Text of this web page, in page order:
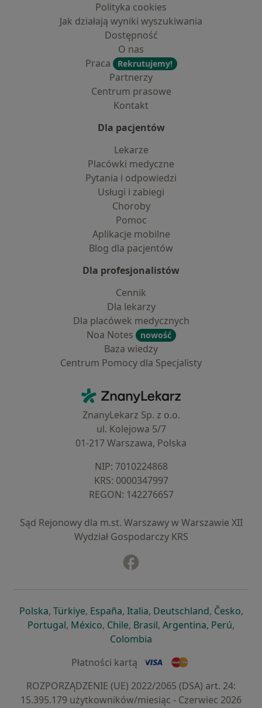
Polityka cookies
Jak działają wyniki wyszukiwania
Dostępność
O nas
Praca
Rekrutujemy!
Partnerzy
Centrum prasowe
Kontakt
Dla pacjentów
Lekarze
Placówki medyczne
Pytania i odpowiedzi
Usługi i zabiegi
Choroby
Pomoc
Aplikacje mobilne
Blog dla pacjentów
Dla profesjonalistów
Cennik
Dla lekarzy
Dla placówek medycznych
Noa Notes
nowość
Baza wiedzy
Centrum Pomocy dla Specjalisty
ZnanyLekarz - Strona główna
ZnanyLekarz Sp. z o.o.
ul. Kolejowa 5/7
01-217 Warszawa, Polska
NIP: ⁠7010224868
KRS: ⁠0000347997
REGON: ⁠142276657
Sąd Rejonowy dla m.st. Warszawy w Warszawie XII
Wydział Gospodarczy KRS
Polskaotwiera się w nowej karcie
, Türkiyeotwiera się w nowej karcie
, Españaotwiera się w nowej karcie
, Italiaotwiera się w nowej
, Deutschlandotwiera się
, Česko,
Portugalotwiera się w nowej karcie
, Méxicootwiera się w nowej karcie
, Chileotwiera się w nowej karcie
, Brasilotwiera się w nowej
, Argentinaotwiera się
, Perú,
Colombia
Płatności kartą
ROZPORZĄDZENIE (UE) 2022/2065 (DSA) art. 24:
15.395.179 użytkowników/miesiąc - Czerwiec 2026